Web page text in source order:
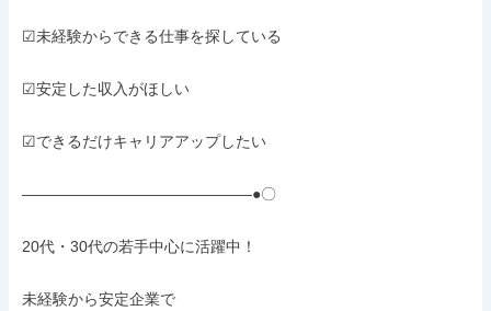
☑未経験からできる仕事を探している
☑安定した収入がほしい
☑できるだけキャリアアップしたい
―――――――――――――――●〇
20代・30代の若手中心に活躍中！
未経験から安定企業で